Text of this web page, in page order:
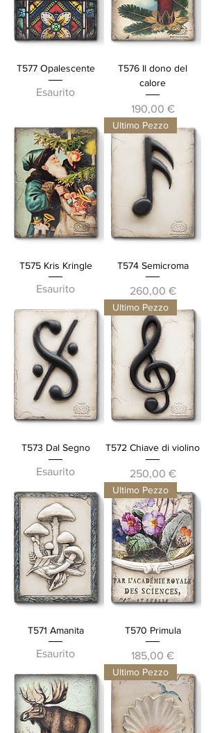
T577 Opalescente
Esaurito
T576 Il dono del
calore
Prezzo
190,00 €
T575 Kris Kringle
Esaurito
Ultimo Pezzo
T574 Semicroma
Prezzo
260,00 €
T573 Dal Segno
Esaurito
Ultimo Pezzo
T572 Chiave di violino
Prezzo
250,00 €
T571 Amanita
Esaurito
Ultimo Pezzo
T570 Primula
Prezzo
185,00 €
Ultimo Pezzo